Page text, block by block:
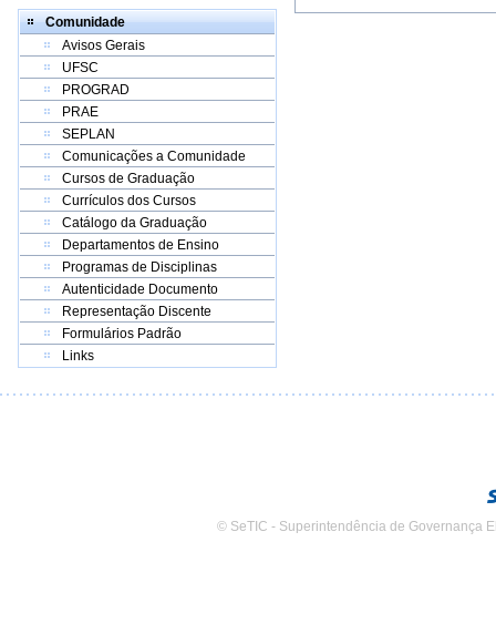
Comunidade
Avisos Gerais
UFSC
PROGRAD
PRAE
SEPLAN
Comunicações a Comunidade
Cursos de Graduação
Currículos dos Cursos
Catálogo da Graduação
Departamentos de Ensino
Programas de Disciplinas
Autenticidade Documento
Representação Discente
Formulários Padrão
Links
© SeTIC - Superintendência de Governança